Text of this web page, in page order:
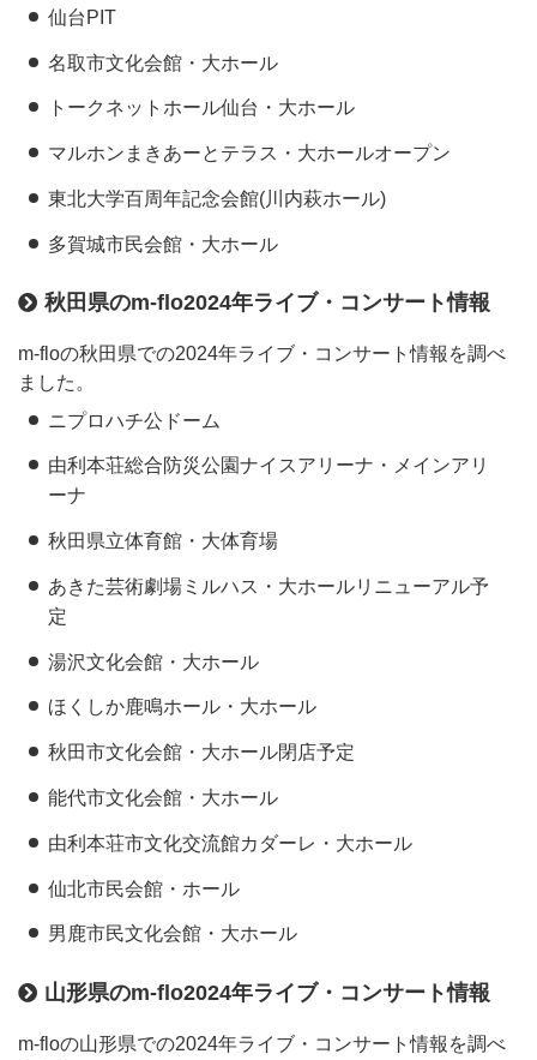
仙台PIT
名取市文化会館・大ホール
トークネットホール仙台・大ホール
マルホンまきあーとテラス・大ホールオープン
東北大学百周年記念会館(川内萩ホール)
多賀城市民会館・大ホール
秋田県のm-flo2024年ライブ・コンサート情報
m-floの秋田県での2024年ライブ・コンサート情報を調べ
ました。
ニプロハチ公ドーム
由利本荘総合防災公園ナイスアリーナ・メインアリ
ーナ
秋田県立体育館・大体育場
あきた芸術劇場ミルハス・大ホールリニューアル予
定
湯沢文化会館・大ホール
ほくしか鹿鳴ホール・大ホール
秋田市文化会館・大ホール閉店予定
能代市文化会館・大ホール
由利本荘市文化交流館カダーレ・大ホール
仙北市民会館・ホール
男鹿市民文化会館・大ホール
山形県のm-flo2024年ライブ・コンサート情報
m-floの山形県での2024年ライブ・コンサート情報を調べ